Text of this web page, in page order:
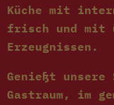
Küche mit
frisch und mit
Erzeugnissen.
Genießt unsere
Gastraum, im